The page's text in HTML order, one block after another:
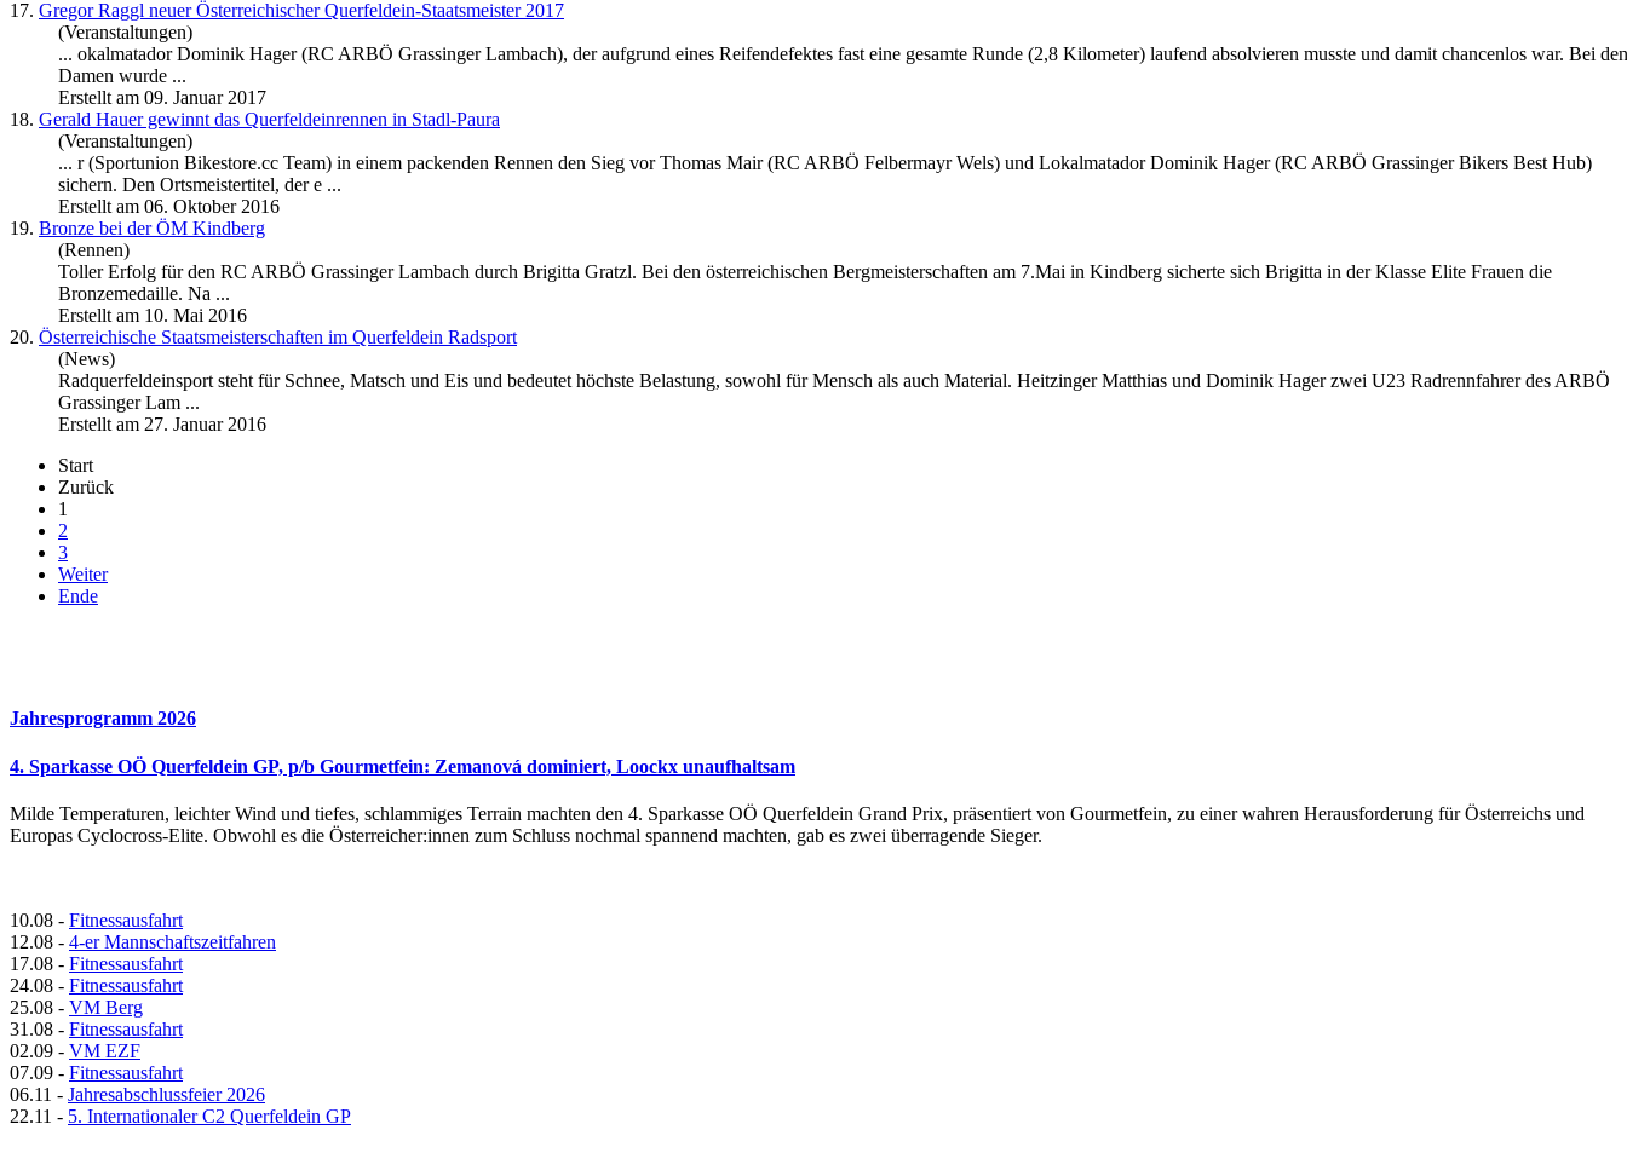
17. Gregor Raggl neuer Österreichischer Querfeldein-Staatsmeister 2017
(Veranstaltungen)
... okalmatador Dominik Hager (RC ARBÖ GrassingerLambach), der aufgrund eines Reifendefektes fast eine gesamte Runde (2,8 Kilometer) laufend absolvieren musste und damit chancenlos war. Bei den
Damen wurde ...
Erstellt am 09. Januar 2017
18. Gerald Hauer gewinnt das Querfeldeinrennen in Stadl-Paura
(Veranstaltungen)
... r (Sportunion Bikestore.cc Team) in einem packenden Rennen den Sieg vor Thomas Mair (RC ARBÖ Felbermayr Wels) und Lokalmatador Dominik Hager (RC ARBÖ GrassingerBikers Best Hub)
sichern. Den Ortsmeistertitel, der e ...
Erstellt am 06. Oktober 2016
19. Bronze bei der ÖM Kindberg
(Rennen)
Toller Erfolg für den RC ARBÖ GrassingerLambach durch Brigitta Gratzl. Bei den österreichischen Bergmeisterschaften am 7.Mai in Kindberg sicherte sich Brigitta in der Klasse Elite Frauen die
Bronzemedaille. Na ...
Erstellt am 10. Mai 2016
20. Österreichische Staatsmeisterschaften im Querfeldein Radsport
(News)
Radquerfeldeinsport steht für Schnee, Matsch und Eis und bedeutet höchste Belastung, sowohl für Mensch als auch Material. Heitzinger Matthias und Dominik Hager zwei U23 Radrennfahrer des ARBÖ
GrassingerLam ...
Erstellt am 27. Januar 2016
Start
Zurück
1
2
3
Weiter
Ende
Jahresprogramm 2026
4. Sparkasse OÖ Querfeldein GP, p/b Gourmetfein: Zemanová dominiert, Loockx unaufhaltsam
Milde Temperaturen, leichter Wind und tiefes, schlammiges Terrain machten den 4. Sparkasse OÖ Querfeldein Grand Prix, präsentiert von Gourmetfein, zu einer wahren Herausforderung für Österreichs und
Europas Cyclocross-Elite. Obwohl es die Österreicher:innen zum Schluss nochmal spannend machten, gab es zwei überragende Sieger.
10.08 - Fitnessausfahrt
12.08 - 4-er Mannschaftszeitfahren
17.08 - Fitnessausfahrt
24.08 - Fitnessausfahrt
25.08 - VM Berg
31.08 - Fitnessausfahrt
02.09 - VM EZF
07.09 - Fitnessausfahrt
06.11 - Jahresabschlussfeier 2026
22.11 - 5. Internationaler C2 Querfeldein GP